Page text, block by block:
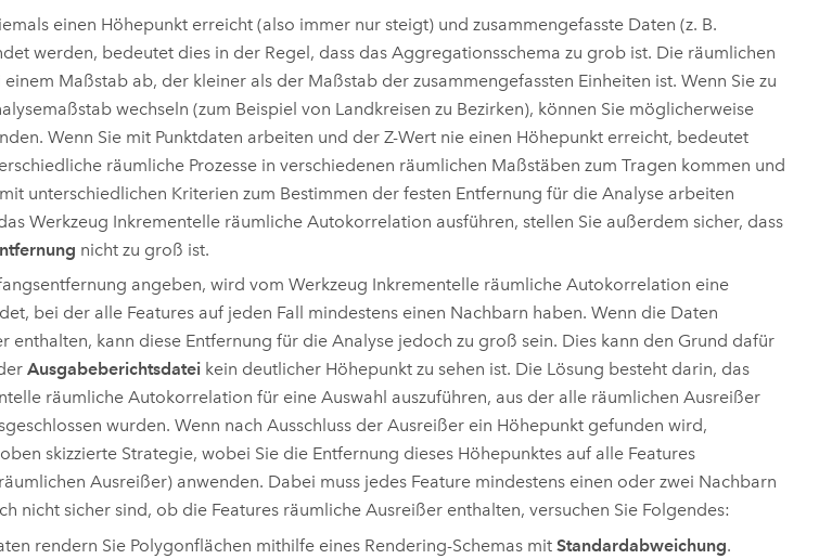
einen Höhepunkt erreicht (also immer nur steigt) und zusammengefasste Daten (z. B.
werden, bedeutet dies in der Regel, dass das Aggregationsschema zu grob ist. Die räumlichen
einem Maßstab ab, der kleiner als der Maßstab der zusammengefassten Einheiten ist. Wenn Sie zu
wechseln (zum Beispiel von Landkreisen zu Bezirken), können Sie möglicherweise
Wenn Sie mit Punktdaten arbeiten und der Z-Wert nie einen Höhepunkt erreicht, bedeutet
räumliche Prozesse in verschiedenen räumlichen Maßstäben zum Tragen kommen und
unterschiedlichen Kriterien zum Bestimmen der festen Entfernung für die Analyse arbeiten
Werkzeug Inkrementelle räumliche Autokorrelation ausführen, stellen Sie außerdem sicher, dass
nicht zu groß ist.
angeben, wird vom Werkzeug Inkrementelle räumliche Autokorrelation eine
bei der alle Features auf jeden Fall mindestens einen Nachbarn haben. Wenn die Daten
enthalten, kann diese Entfernung für die Analyse jedoch zu groß sein. Dies kann den Grund dafür
Ausgabeberichtsdateikein deutlicher Höhepunkt zu sehen ist. Die Lösung besteht darin, das
räumliche Autokorrelation für eine Auswahl auszuführen, aus der alle räumlichen Ausreißer
wurden. Wenn nach Ausschluss der Ausreißer ein Höhepunkt gefunden wird,
skizzierte Strategie, wobei Sie die Entfernung dieses Höhepunktes auf alle Features
Ausreißer) anwenden. Dabei muss jedes Feature mindestens einen oder zwei Nachbarn
nicht sicher sind, ob die Features räumliche Ausreißer enthalten, versuchen Sie Folgendes:
rendern Sie Polygonflächen mithilfe eines Rendering-Schemas mitStandardabweichung.